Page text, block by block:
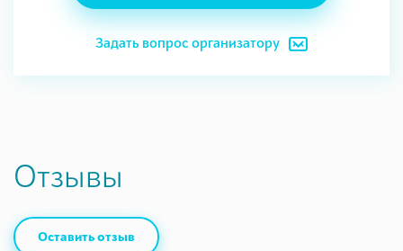
Задать вопрос организатору
Отзывы
Оставить отзыв